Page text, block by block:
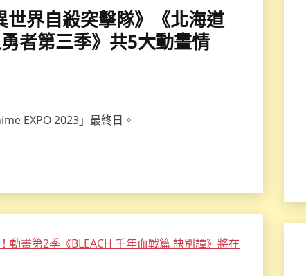
界自殺突擊隊》《北海道
者第三季》共5大動畫情
EXPO 2023」最終日。